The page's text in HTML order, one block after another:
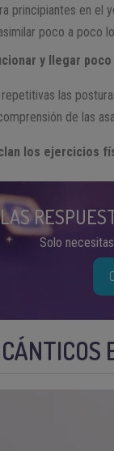
principiantes en el
poco a poco
y llegar
las
de las
los ejercicios
LAS
Solo